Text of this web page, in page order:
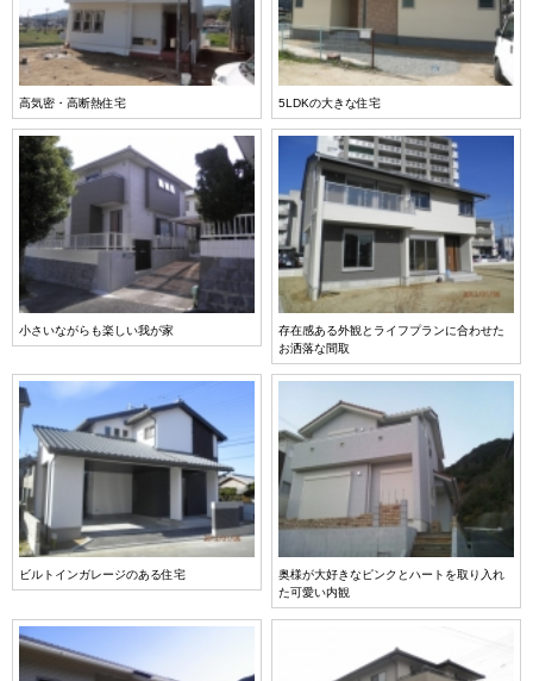
高気密・高断熱住宅 5LDKの大きな住宅
小さいながらも楽しい我が家
存在感ある外観とライフプランに合わせた
お洒落な間取
ビルトインガレージのある住宅
奥様が大好きなピンクとハートを取り入れ
た可愛い内観